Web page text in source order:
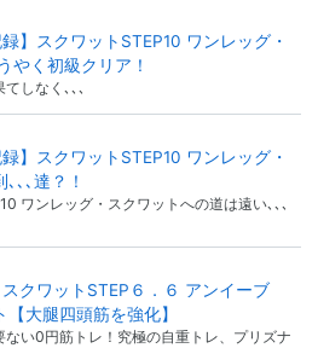
録】スクワットSTEP10 ワンレッグ・
やく初級クリア！
てしなく､､､
録】スクワットSTEP10 ワンレッグ・
､､達？！
ワンレッグ・スクワットへの道は遠い､､､
スクワットSTEP６．６ アンイーブ
【大腿四頭筋を強化】
ない0円筋トレ！究極の自重トレ、プリズナ